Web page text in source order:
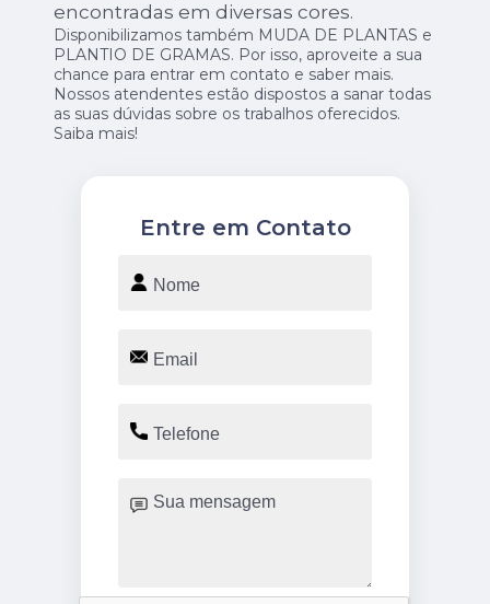
encontradas em diversas cores.
Disponibilizamos também MUDA DE PLANTAS e
PLANTIO DE GRAMAS. Por isso, aproveite a sua
chance para entrar em contato e saber mais.
Nossos atendentes estão dispostos a sanar todas
as suas dúvidas sobre os trabalhos oferecidos.
Saiba mais!
Entre em Contato